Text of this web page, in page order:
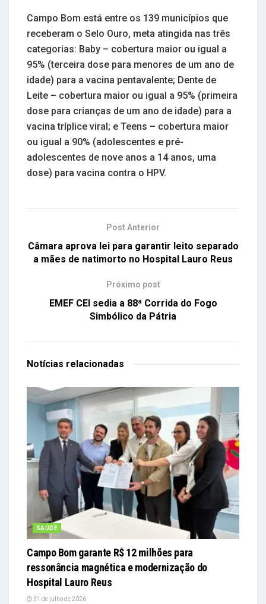
Campo Bom está entre os 139 municípios que
receberam o Selo Ouro, meta atingida nas três
categorias: Baby – cobertura maior ou igual a
95% (terceira dose para menores de um ano de
idade) para a vacina pentavalente; Dente de
Leite – cobertura maior ou igual a 95% (primeira
dose para crianças de um ano de idade) para a
vacina tríplice viral; e Teens – cobertura maior
ou igual a 90% (adolescentes e pré-
adolescentes de nove anos a 14 anos, uma
dose) para vacina contra o HPV.
Post Anterior
Câmara aprova lei para garantir leito separado
a mães de natimorto no Hospital Lauro Reus
Próximo post
EMEF CEI sedia a 88ª Corrida do Fogo
Simbólico da Pátria
Notícias relacionadas
SAÚDE
Campo Bom garante R$ 12 milhões para
ressonância magnética e modernização do
Hospital Lauro Reus
31 de julho de 2026